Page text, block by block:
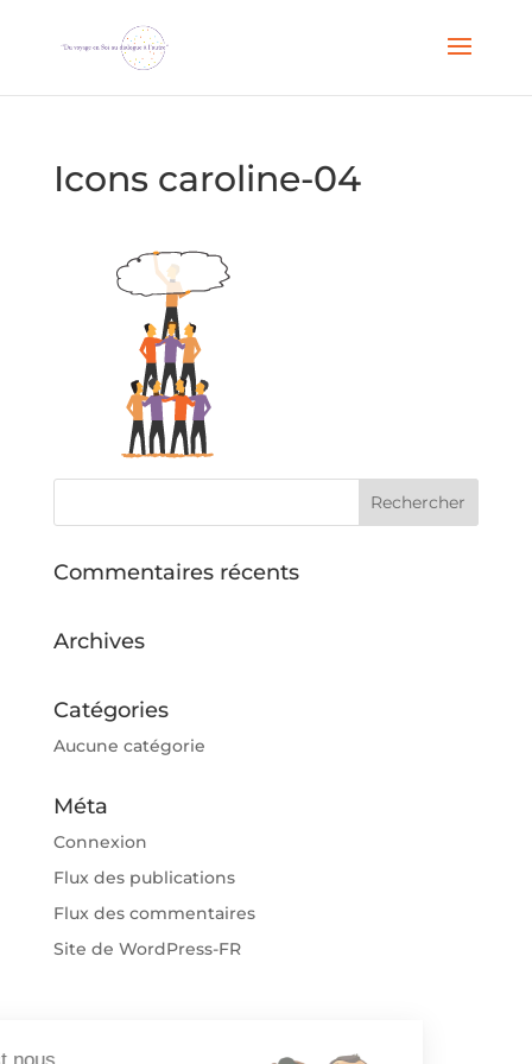
Icons caroline-04
Commentaires récents
Archives
Catégories
Aucune catégorie
Méta
Connexion
Flux des publications
Flux des commentaires
Site de WordPress-FR